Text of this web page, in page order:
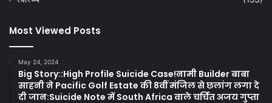
Most Viewed Posts
May 24, 2024
Big Story::High Profile Suicide Case!नामी Builder बाबा
साहनी ने Pacific Golf Estate की 8वीं मंजिल से छलांग लगा दे
दी जान:Suicide Note में South Africa वाले चर्चित अजय गुप्ता